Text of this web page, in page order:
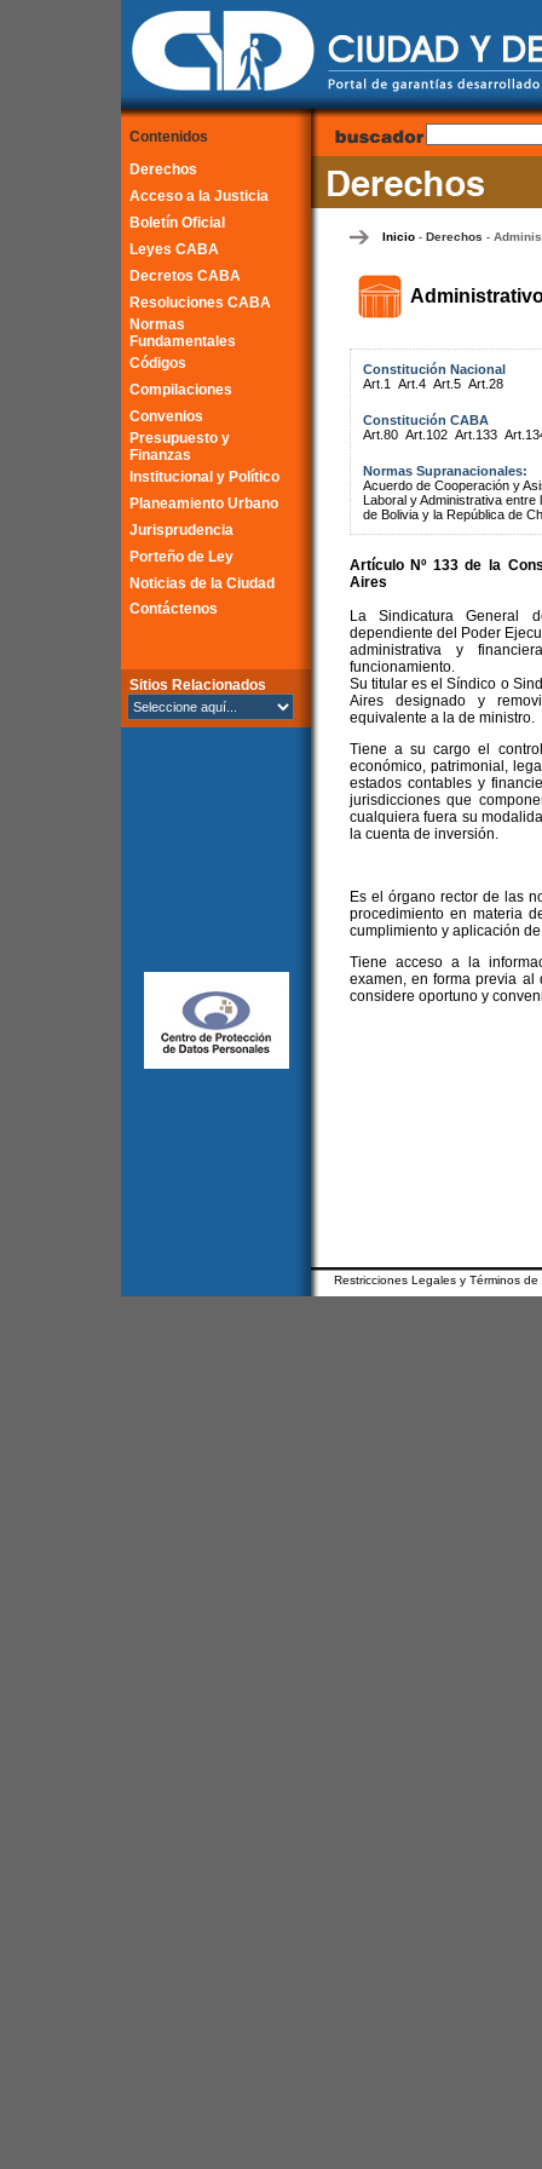
Contenidos
Derechos
Acceso a la Justicia
Boletín Oficial
Leyes CABA
Decretos CABA
Resoluciones CABA
Normas
Fundamentales
Códigos
Compilaciones
Convenios
Presupuesto y
Finanzas
Institucional y Político
Planeamiento Urbano
Jurisprudencia
Porteño de Ley
Noticias de la Ciudad
Contáctenos
Sitios Relacionados
Inicio- Derechos -
Constitución Nacional
Art.1
Art.4 Art.5 Art.28
Constitución CABA
Art.80 Art.102 Art.133
Normas Supranacionales:
Acuerdo de Cooperación y
Laboral y Administrativa
de Bolivia y la República de
Artículo Nº 133 de la
Aires
La Sindicatura General
dependiente del Poder
administrativa y
funcionamiento.
Su titular es el Síndico o
Aires designado y
equivalente a la de ministro.
Tiene a su cargo el
económico, patrimonial,
estados contables y
jurisdicciones que
cualquiera fuera su
la cuenta de inversión.
Es el órgano rector de las
procedimiento en materia
cumplimiento y aplicación
Tiene acceso a la
examen, en forma previa
considere oportuno y
Restricciones Legales y Términos de